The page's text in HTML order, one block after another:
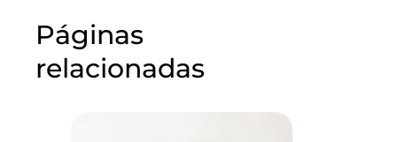
Páginas
relacionadas